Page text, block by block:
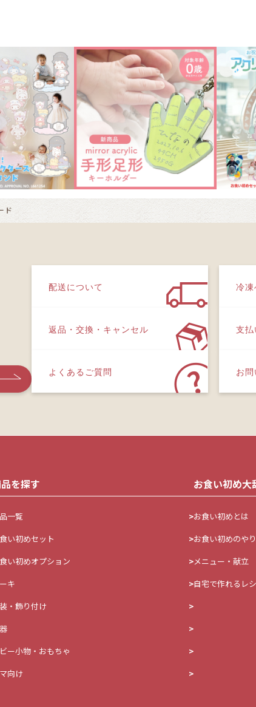
ド
配送について 冷凍
返品・交換・キャンセル 支払
よくあるご質問 お問
を探す
一覧
い初めセット
い初めオプション
キ
・飾り付け
ー小物・おもちゃ
向け
お食い初め大
お食い初めとは
お食い初めのや
メニュー・献立
自宅で作れるレ